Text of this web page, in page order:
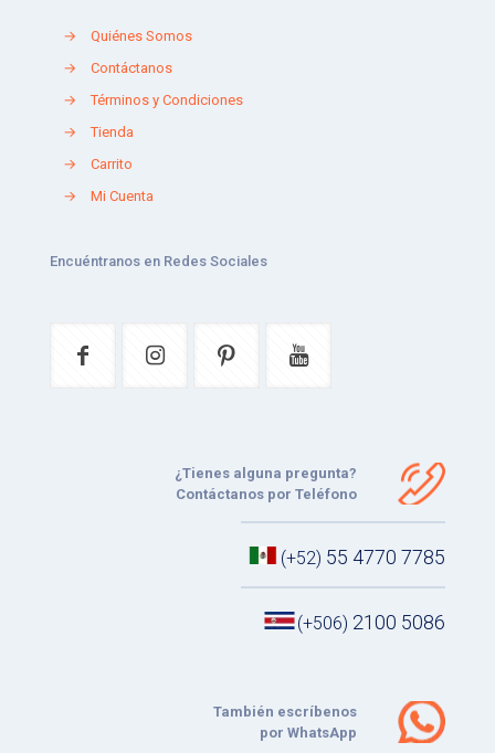
→
Quiénes Somos
→
Contáctanos
→
Términos y Condiciones
→
Tienda
→
Carrito
→
Mi Cuenta
Encuéntranos en Redes Sociales
¿Tienes alguna pregunta?
Contáctanos por Teléfono
(+52) 55 4770 7785
(+506) 2100 5086
También escríbenos
por WhatsApp